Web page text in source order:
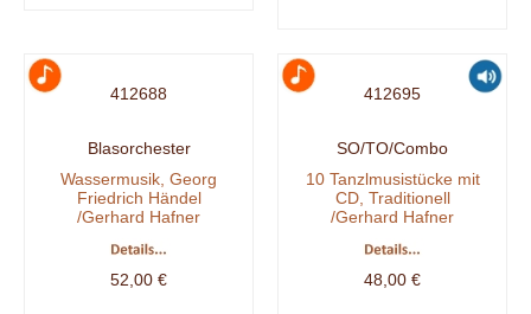
412688
Blasorchester
Wassermusik, Georg
Friedrich Händel
/Gerhard Hafner
52,00 €
412695
SO/TO/Combo
10 Tanzlmusistücke mit
CD, Traditionell
/Gerhard Hafner
48,00 €